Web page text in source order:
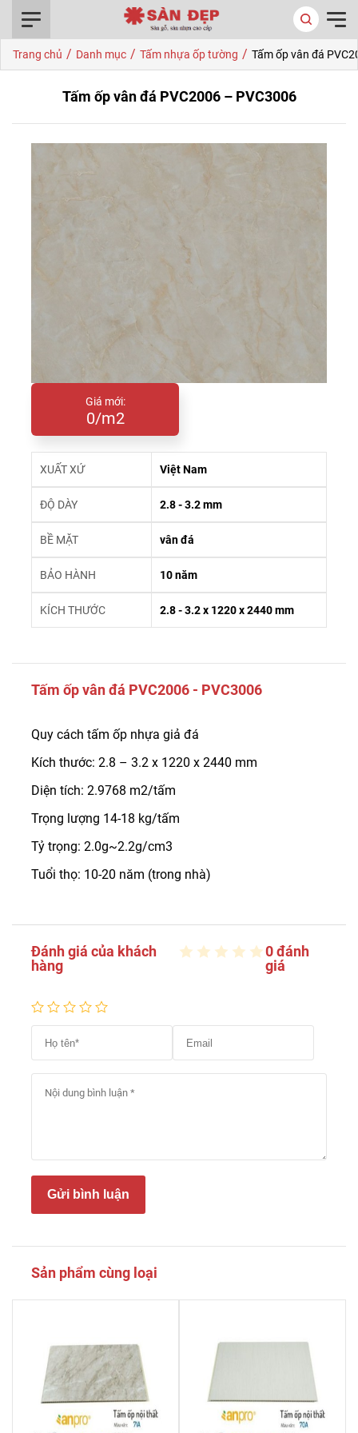
Trang chủ / Danh mục / Tấm nhựa ốp tường / Tấm ốp vân đá
Tấm ốp vân đá PVC2006 – PVC3006
Giá mới:
0/m2
XUẤT XỨ Việt Nam
ĐỘ DÀY 2.8 - 3.2 mm
BỀ MẶT vân đá
BẢO HÀNH 10 năm
KÍCH THƯỚC 2.8 - 3.2 x 1220 x 2440 mm
Tấm ốp vân đá PVC2006 - PVC3006
Quy cách tấm ốp nhựa giả đá
Kích thước: 2.8 – 3.2 x 1220 x 2440 mm
Diện tích: 2.9768 m2/tấm
Trọng lượng 14-18 kg/tấm
Tỷ trọng: 2.0g~2.2g/cm3
Tuổi thọ: 10-20 năm (trong nhà)
Đánh giá của khách
hàng
0 đánh
giá
Gửi bình luận
Sản phẩm cùng loại